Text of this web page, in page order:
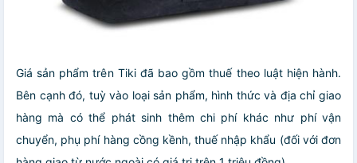
Giá sản phẩm trên Tiki đã bao gồm thuế theo luật hiện hành.
Bên cạnh đó, tuỳ vào loại sản phẩm, hình thức và địa chỉ giao
hàng mà có thể phát sinh thêm chi phí khác như phí vận
chuyển, phụ phí hàng cồng kềnh, thuế nhập khẩu (đối với đơn